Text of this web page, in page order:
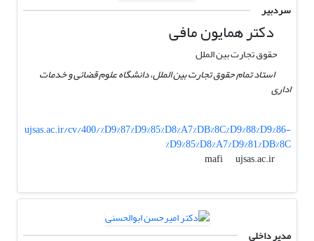
سردبیر
دکتر همایون مافی
حقوق تجارت بین الملل
استاد تمام حقوق تجارت بین الملل، دانشگاه علوم قضائی و خدمات
اداری
ujsas.ac.ir/cv/400/%D9%87%D9%85%D8%A7%DB%8C%D9%88%D9%86-
%D9%85%D8%A7%D9%81%DB%8C
mafi
ujsas.ac.ir
مدیر داخلی